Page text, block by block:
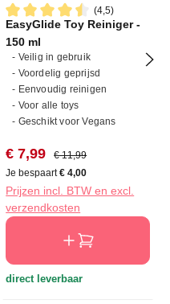
van 5 sterren
(4,5)
Gemiddelde waardering van
EasyGlide Toy Reiniger -
150 ml
- Veilig in gebruik
- Voordelig geprijsd
- Eenvoudig reinigen
- Voor alle toys
- Geschikt voor Vegans
Verkoopprijs:
€ 7,99 Normale prijs:
€ 11,99
Je bespaart€ 4,00
Prijzen incl. BTW en excl.
verzendkosten
direct leverbaar